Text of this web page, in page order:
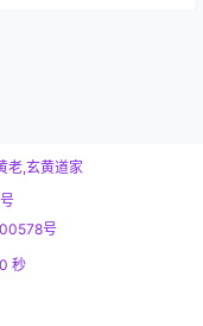
老,玄黄道家
号
秒